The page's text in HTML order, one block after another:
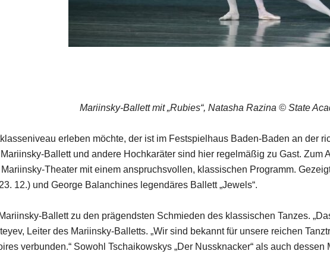
Mariinsky-Ballett mit „Rubies“, Natasha Razina © State
erleben möchte, der ist im Festspielhaus Baden-Baden an der
Ballett und andere Hochkaräter sind hier regelmäßig zu Gast.
Theater mit einem anspruchsvollen, klassischen Programm.
12.) und George Balanchines legendäres Ballett „Jewels“.
Ballett zu den prägendsten Schmieden des klassischen Tanzes.
Leiter des Mariinsky-Balletts. „Wir sind bekannt für unsere reichen
verbunden.“ Sowohl Tschaikowskys „Der Nussknacker“ als auch